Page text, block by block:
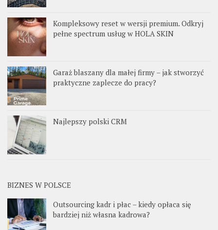
Kompleksowy reset w wersji premium. Odkryj
pełne spectrum usług w HOLA SKIN
Garaż blaszany dla małej firmy – jak stworzyć
praktyczne zaplecze do pracy?
Najlepszy polski CRM
BIZNES W POLSCE
Outsourcing kadr i płac – kiedy opłaca się
bardziej niż własna kadrowa?